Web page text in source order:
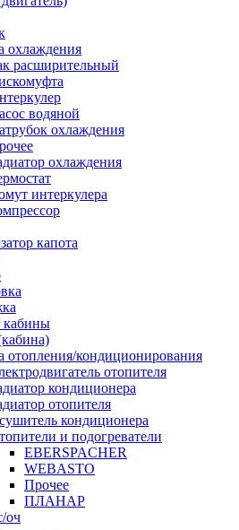
охлаждения
расширительный
водяной
охлаждения
охлаждения
интеркулера
капота
отопления/кондиционирования
отопителя
кондиционера
отопителя
кондиционера
и подогреватели
EBERSPACHER
WEBASTO
Прочее
ПЛАНАР
оч